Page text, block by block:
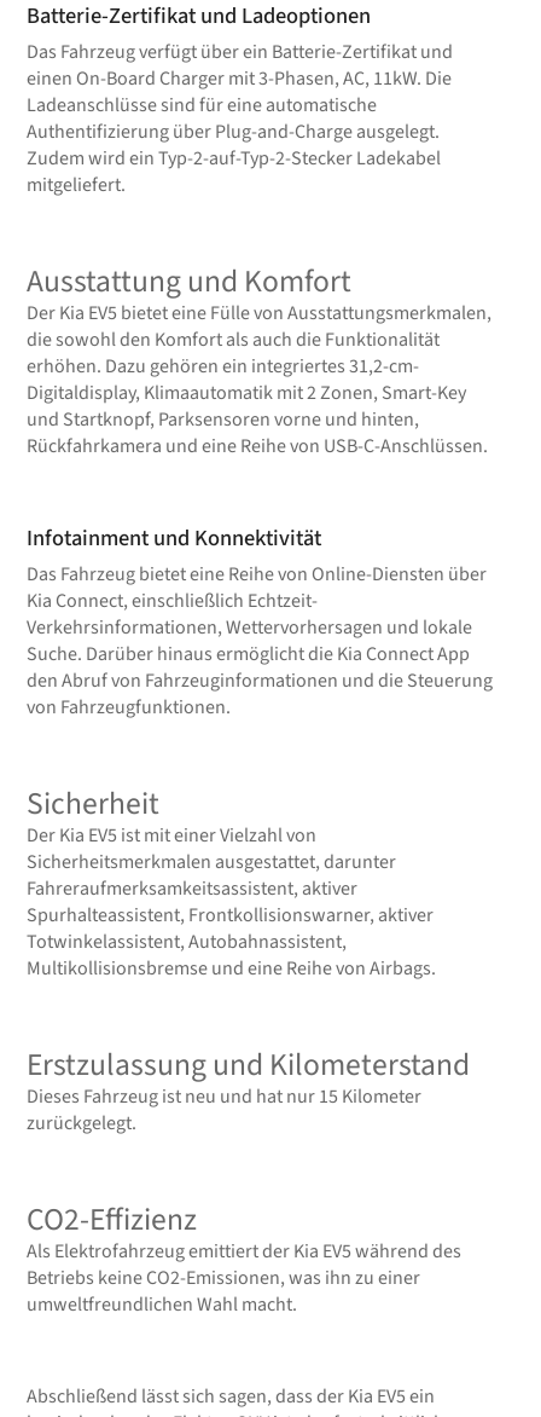
Batterie-Zertifikat und Ladeoptionen
Das Fahrzeug verfügt über ein Batterie-Zertifikat und
einen On-Board Charger mit 3-Phasen, AC, 11kW. Die
Ladeanschlüsse sind für eine automatische
Authentifizierung über Plug-and-Charge ausgelegt.
Zudem wird ein Typ-2-auf-Typ-2-Stecker Ladekabel
mitgeliefert.
Ausstattung und Komfort
Der Kia EV5 bietet eine Fülle von Ausstattungsmerkmalen,
die sowohl den Komfort als auch die Funktionalität
erhöhen. Dazu gehören ein integriertes 31,2-cm-
Digitaldisplay, Klimaautomatik mit 2 Zonen, Smart-Key
und Startknopf, Parksensoren vorne und hinten,
Rückfahrkamera und eine Reihe von USB-C-Anschlüssen.
Infotainment und Konnektivität
Das Fahrzeug bietet eine Reihe von Online-Diensten über
Kia Connect, einschließlich Echtzeit-
Verkehrsinformationen, Wettervorhersagen und lokale
Suche. Darüber hinaus ermöglicht die Kia Connect App
den Abruf von Fahrzeuginformationen und die Steuerung
von Fahrzeugfunktionen.
Sicherheit
Der Kia EV5 ist mit einer Vielzahl von
Sicherheitsmerkmalen ausgestattet, darunter
Fahreraufmerksamkeitsassistent, aktiver
Spurhalteassistent, Frontkollisionswarner, aktiver
Totwinkelassistent, Autobahnassistent,
Multikollisionsbremse und eine Reihe von Airbags.
Erstzulassung und Kilometerstand
Dieses Fahrzeug ist neu und hat nur 15 Kilometer
zurückgelegt.
CO2-Effizienz
Als Elektrofahrzeug emittiert der Kia EV5 während des
Betriebs keine CO2-Emissionen, was ihn zu einer
umweltfreundlichen Wahl macht.
Abschließend lässt sich sagen, dass der Kia EV5 ein